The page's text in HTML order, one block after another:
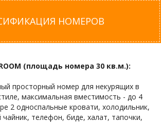
НОМЕРОВ
ROOM (площадь номера 30 кв.м.):
просторный номер для некурящих в
максимальная вместимость - до 4
2 односпальные кровати, холодильник,
чайник, телефон, биде, халат, тапочки,